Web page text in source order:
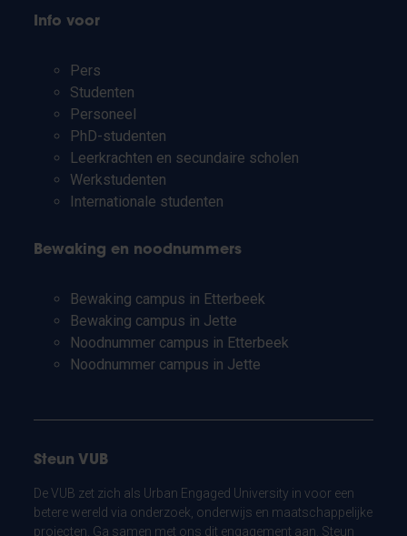
Info voor
Pers
Studenten
Personeel
PhD-studenten
Leerkrachten en secundaire scholen
Werkstudenten
Internationale studenten
Bewaking en noodnummers
Bewaking campus in Etterbeek
Bewaking campus in Jette
Noodnummer campus in Etterbeek
Noodnummer campus in Jette
Steun VUB
De VUB zet zich als Urban Engaged University in voor een
betere wereld via onderzoek, onderwijs en maatschappelijke
projecten. Ga samen met ons dit engagement aan. Steun